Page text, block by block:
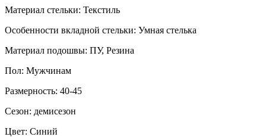
Материал стельки: Текстиль
Особенности вкладной стельки: Умная стелька
Материал подошвы: ПУ, Резина
Пол: Мужчинам
Размерность: 40-45
Сезон: демисезон
Цвет: Синий